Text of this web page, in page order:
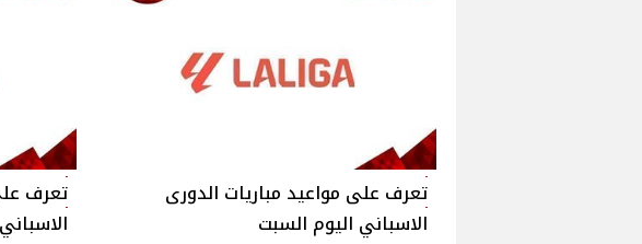
تعرف على مواعيد مباريات الدورى
الاسباني اليوم السبت
تعرف